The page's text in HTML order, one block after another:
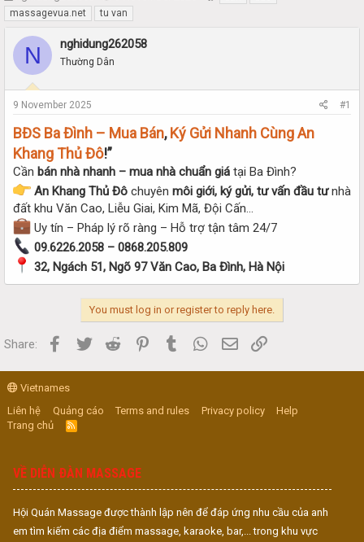
h
r
e
d
a
r
t
e
r
t
a
r
massagevua.net
tu van
N nghidung262058
Thường Dân
9 November 2025 #1
BĐS Ba Đình – Mua Bán,Ký Gửi Nhanh Cùng An
Khang Thủ Đô!”
Cần bán nhà nhanh – mua nhà chuẩn giá tại Ba Đình?
An Khang Thủ Đô chuyên môi giới, ký gửi, tư vấn đầu tưnhà
đất khu Văn Cao, Liễu Giai, Kim Mã, Đội Cấn…
Uy tín – Pháp lý rõ ràng – Hỗ trợ tận tâm 24/7
09.6226.2058 – 0868.205.809
32, Ngách 51, Ngõ 97 Văn Cao, Ba Đình, Hà Nội
You must log in or register to reply here.
Share: Facebook
Twitter Reddit PinterestTumblr WhatsApp
Email
Vietnames
Liên hệ
Quảng cáo Terms and rules Privacy policy
Help
Trang chủ
R
S
VỀ DIỄN ĐÀN MASSAGE
Hội Quán Massage được thành lập nên để đáp ứng nhu cầu của anh
em tìm kiếm các địa điểm massage, karaoke, bar,... trong khu vực